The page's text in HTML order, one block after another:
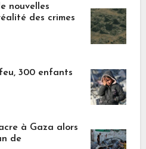
nouvelles
des crimes
300 enfants
à Gaza alors
de